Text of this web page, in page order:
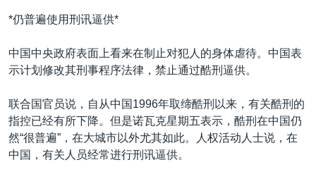
GEN Z 看美国
*仍普遍使用刑讯逼供*
中国中央政府表面上看来在制止对犯人的身体虐待。中国表
示计划修改其刑事程序法律，禁止通过酷刑逼供。
联合国官员说，自从中国1996年取缔酷刑以来，有关酷刑的
指控已经有所下降。但是诺瓦克星期五表示，酷刑在中国仍
然“很普遍”，在大城市以外尤其如此。人权活动人士说，在
中国，有关人员经常进行刑讯逼供。